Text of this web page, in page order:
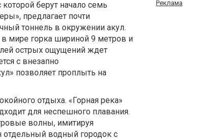
берут начало семь
предлагает почти
тоннель в окружении акул.
мире горка шириной 9 метров и
острых ощущений ждет
с внезапно
позволяет проплыть на
отдыха. «Горная река»
для неспешного плавания.
волны, имитируя
отдельный водный городок с
Реклама